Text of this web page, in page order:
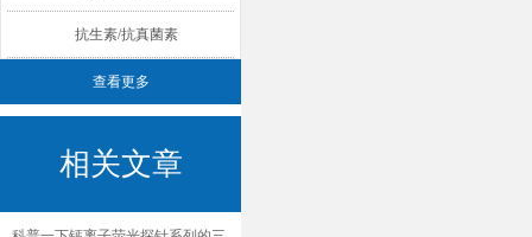
抗生素/抗真菌素
查看更多
相关文章